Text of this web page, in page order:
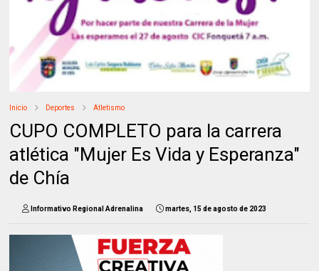
Inicio Deportes Atletismo
CUPO COMPLETO para la carrera
atlética "Mujer Es Vida y Esperanza"
de Chía
Informativo Regional Adrenalina martes, 15 de agosto de 2023